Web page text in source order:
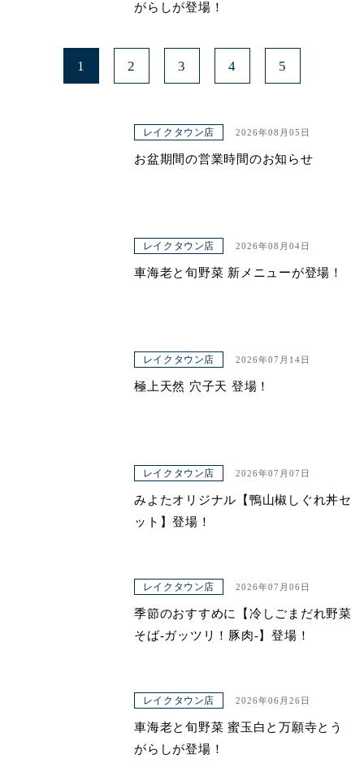
がらしが登場！
1 2 3 4 5
レイクタウン店 2026年08月05日
お盆期間の営業時間のお知らせ
レイクタウン店 2026年08月04日
車海老と旬野菜 新メニューが登場！
レイクタウン店 2026年07月14日
極上天然 穴子天 登場！
レイクタウン店 2026年07月07日
みよたオリジナル【鴨山椒しぐれ丼セ
ット】登場！
レイクタウン店 2026年07月06日
季節のおすすめに【冷しごまだれ野菜
そば-ガッツリ！豚肉-】登場！
レイクタウン店 2026年06月26日
車海老と旬野菜 蜜玉白と万願寺とう
がらしが登場！